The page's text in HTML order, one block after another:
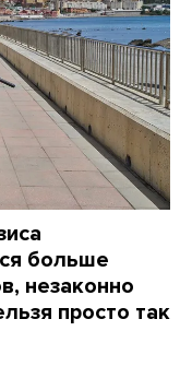
больше
незаконно
просто так